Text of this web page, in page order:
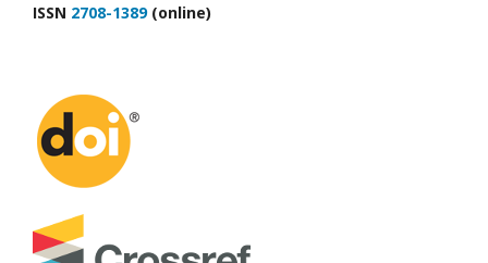
ІSSN 2708-1389(online)